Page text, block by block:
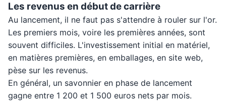
Les revenus en début de carrière
Au lancement, il ne faut pas s'attendre à rouler sur l'or.
Les premiers mois, voire les premières années, sont
souvent difficiles. L'investissement initial en matériel,
en matières premières, en emballages, en site web,
pèse sur les revenus.
En général, un savonnier en phase de lancement
gagne entre 1 200 et 1 500 euros nets par mois.